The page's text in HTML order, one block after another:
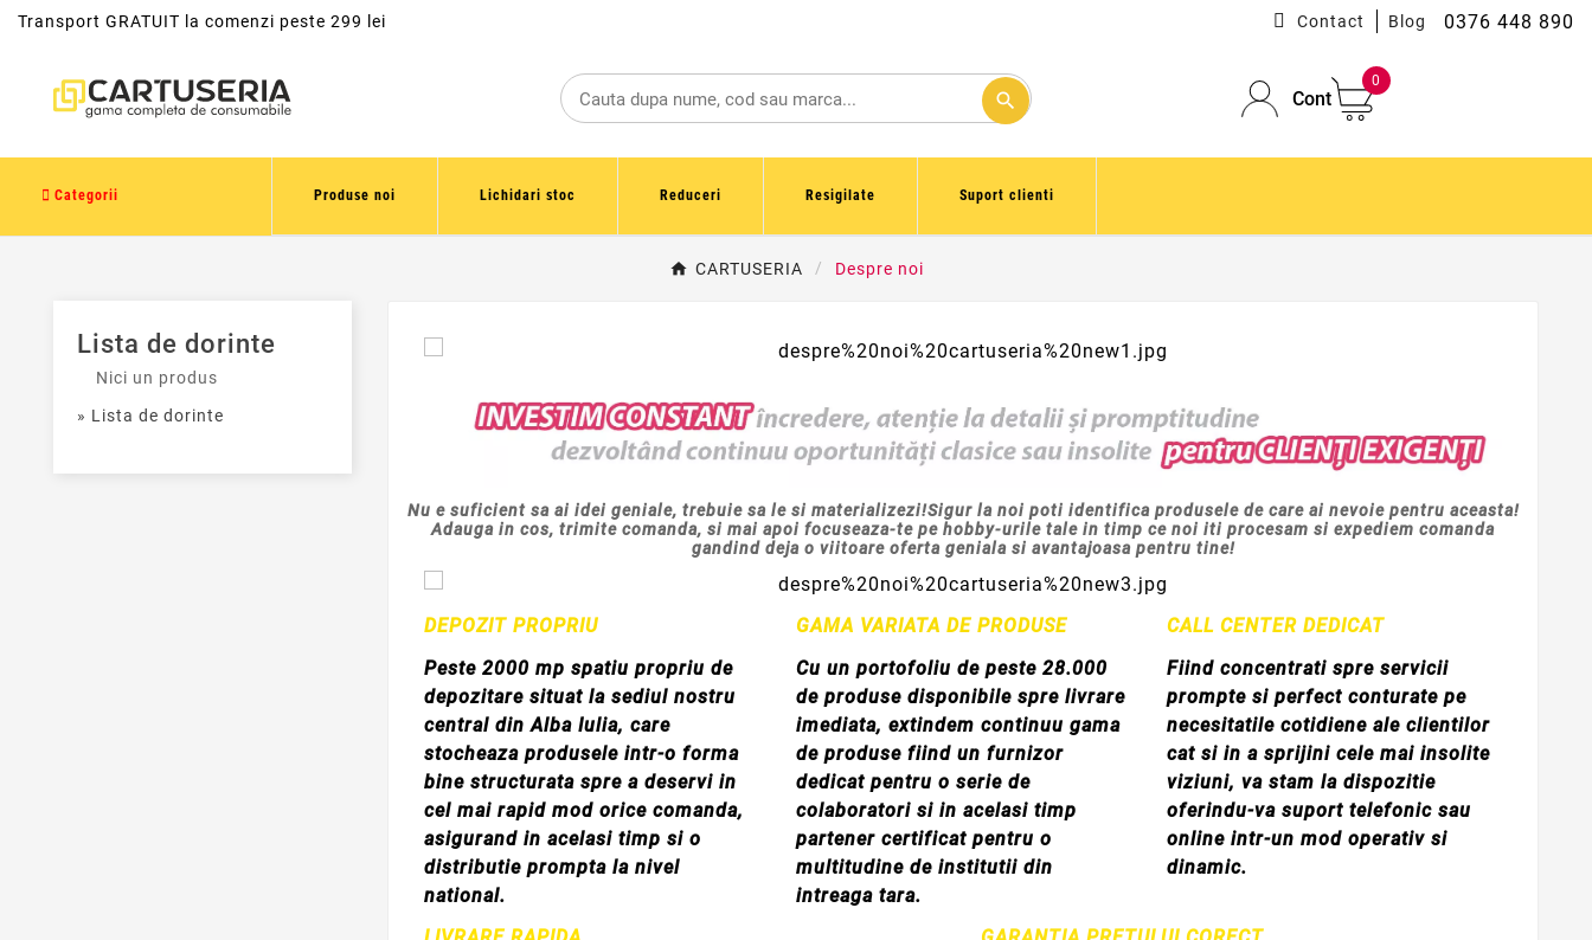
0376 448 890
Transport GRATUIT la comenzi peste 299 lei Contact Blog
search Cont
0
Categorii Produse noi Lichidari stoc Reduceri Resigilate Suport clienti
CARTUSERIA Despre noi
Lista de dorinte
Nici un produs
» Lista de dorinte
Nu e suficient sa ai idei geniale, trebuie sa le si materializezi!Sigur la noi poti identifica produsele de care ai nevoie pentru aceasta!
Adauga in cos, trimite comanda,si mai apoi focuseaza-te pe hobby-urile tale in timp ce noi iti procesam si expediem comanda
gandind deja o viitoare oferta geniala si avantajoasa pentru tine!
DEPOZIT PROPRIU
Peste 2000 mp spatiu propriu de
depozitare situat la sediul nostru
central din Alba Iulia, care
stocheaza produsele intr-o forma
bine structurata spre a deservi in
cel mai rapid mod orice comanda,
asigurand in acelasi timp si o
distributie prompta la nivel
national.
GAMA VARIATA DE PRODUSE
Cu un portofoliu de peste 28.000
de produse disponibile spre livrare
imediata, extindem continuu gama
de produse fiind un furnizor
dedicat pentru o serie de
colaboratori si in acelasi timp
partener certificat pentru o
multitudine de institutii din
intreaga tara.
CALL CENTER DEDICAT
Fiind concentrati spre servicii
prompte si perfect conturate pe
necesitatile cotidiene ale clientilor
cat si in a sprijini cele mai insolite
viziuni, va stam la dispozitie
oferindu-va suport telefonic sau
online intr-un mod operativ si
dinamic.